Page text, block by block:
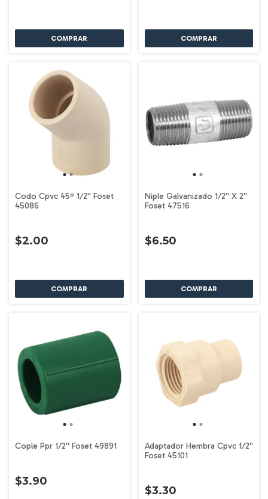
Codo Cpvc 45º 1/2'' Foset
45086
$2.00
Niple Galvanizado 1/2'' X 2''
Foset 47516
$6.50
Cople Ppr 1/2'' Foset 49891
$3.90
Adaptador Hembra Cpvc 1/2''
Foset 45101
$3.30